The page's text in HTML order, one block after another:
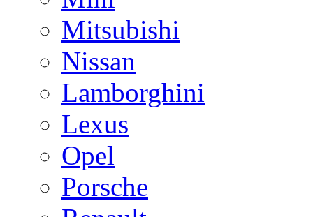
Mitsubishi
Nissan
Lamborghini
Lexus
Opel
Porsche